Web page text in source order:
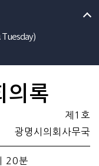
Tuesday)
의록
제1호
광명시의회사무국
20분